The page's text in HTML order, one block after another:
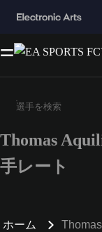
3文字以上の
Thomas
手レート
ホーム